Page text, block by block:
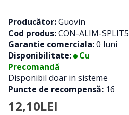
Producător:Guovin
Cod produs:CON-ALIM-SPLIT5
Garantie comerciala:0 luni
Disponibilitate:
Cu
Precomandă
Disponibil doar in sisteme
Puncte de recompensă: 16
12,10LEI